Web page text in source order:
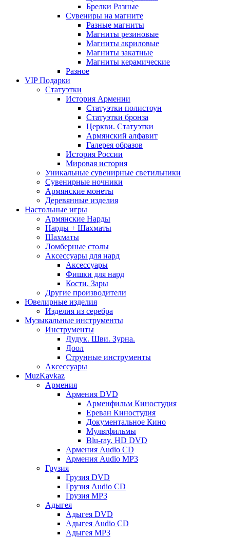
Брелки Разные
Сувениры на магните
Разные магниты
Магниты резиновые
Магниты акриловые
Магниты закатные
Магниты керамические
Разное
VIP Подарки
Статуэтки
История Армении
Статуэтки полистоун
Статуэтки бронза
Церкви. Статуэтки
Армянский алфавит
Галерея образов
История России
Мировая история
Уникальные сувенирные светильники
Сувенирные ночники
Армянские монеты
Деревянные изделия
Настольные игры
Армянские Нарды
Нарды + Шахматы
Шахматы
Ломберные столы
Аксессуары для нард
Аксессуары
Фишки для нард
Кости. Зары
Другие производители
Ювелирные изделия
Изделия из серебра
Музыкальные инструменты
Инструменты
Дудук. Шви. Зурна.
Доол
Струнные инструменты
Аксессуары
MuzKavkaz
Армения
Армения DVD
Арменфильм Киностудия
Ереван Киностудия
Документальное Кино
Мультфильмы
Blu-ray. HD DVD
Армения Audio CD
Армения Audio MP3
Грузия
Грузия DVD
Грузия Audio CD
Грузия MP3
Адыгея
Адыгея DVD
Адыгея Audio CD
Адыгея MP3